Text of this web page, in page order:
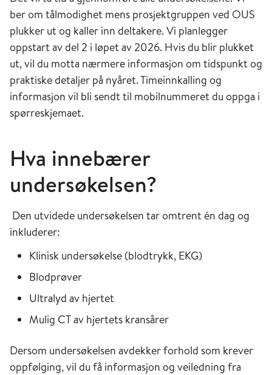
ber om tålmodighet mens prosjektgruppen ved OUS
plukker ut og kaller inn deltakere. Vi planlegger
oppstart av del 2 i løpet av 2026. Hvis du blir plukket
ut, vil du motta nærmere informasjon om tidspunkt og
praktiske detaljer på nyåret. Timeinnkalling og
informasjon vil bli sendt til mobilnummeret du oppga i
spørreskjemaet.
Hva innebærer
undersøkelsen?
Den utvidede undersøkelsen tar omtrent én dag og
inkluderer:
Klinisk undersøkelse (blodtrykk, EKG)
Blodprøver
Ultralyd av hjertet
Mulig CT av hjertets kransårer
Dersom undersøkelsen avdekker forhold som krever
oppfølging, vil du få informasjon og veiledning fra